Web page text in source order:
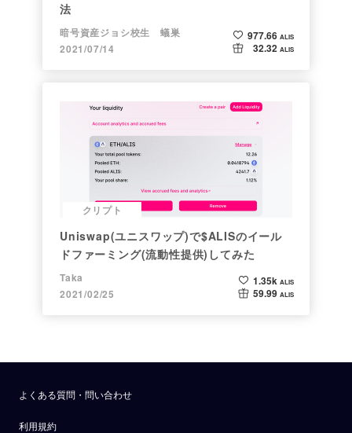
法
暗号資産ジョシ校生 蟻巣
2021/07/14
977.66 ALIS
32.32 ALIS
クリプト
Uniswap(ユニスワップ)で$ALISのイール
ドファーミング(流動性提供)してみた
Taka
2021/02/25
1.35k ALIS
59.99 ALIS
よくある質問・問い合わせ
利用規約